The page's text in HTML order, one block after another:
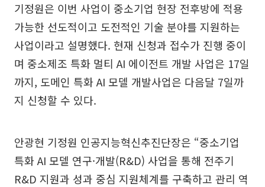
기정원은 이번 사업이 중소기업 현장 전후방에 적용
가능한 선도적이고 도전적인 기술 분야를 지원하는
사업이라고 설명했다. 현재 신청과 접수가 진행 중이
며 중소제조 특화 멀티 AI 에이전트 개발 사업은 17일
까지, 도메인 특화 AI 모델 개발사업은 다음달 7일까
지 신청할 수 있다.
안광현 기정원 인공지능혁신추진단장은 “중소기업
특화 AI 모델 연구·개발(R&D) 사업을 통해 전주기
R&D 지원과 성과 중심 지원체계를 구축하고 관리 역